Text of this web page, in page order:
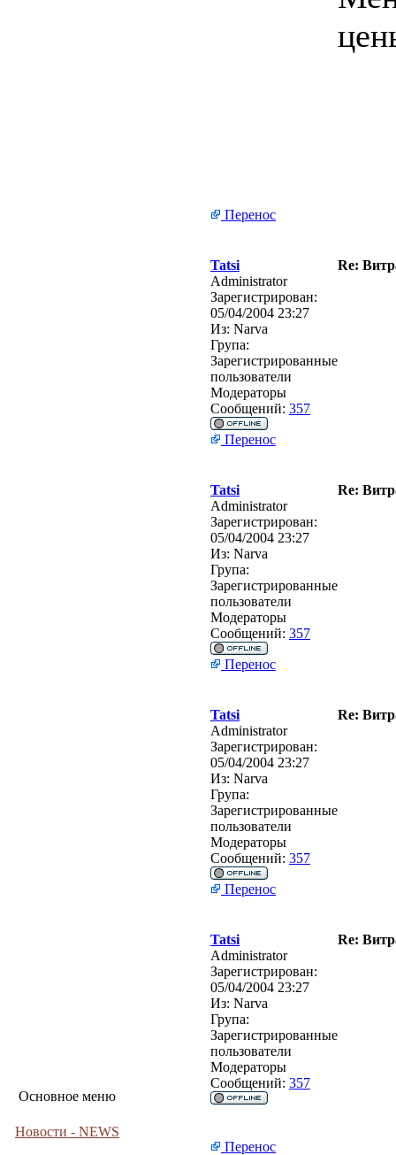
Основное меню
Новости - NEWS
Перенос
Tatsi
Re:
Administrator
Зарегистрирован:
05/04/2004 23:27
Из: Narva
Група:
Зарегистрированные
пользователи
Модераторы
Сообщений: 357
Перенос
Tatsi
Re:
Administrator
Зарегистрирован:
05/04/2004 23:27
Из: Narva
Група:
Зарегистрированные
пользователи
Модераторы
Сообщений: 357
Перенос
Tatsi
Re:
Administrator
Зарегистрирован:
05/04/2004 23:27
Из: Narva
Група:
Зарегистрированные
пользователи
Модераторы
Сообщений: 357
Перенос
Tatsi
Re:
Administrator
Зарегистрирован:
05/04/2004 23:27
Из: Narva
Група:
Зарегистрированные
пользователи
Модераторы
Сообщений: 357
Перенос